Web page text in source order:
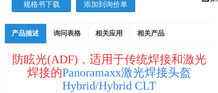
规格书下载 添加到询价单
产品描述 询问表格 相关应用 相关产品
防眩光(ADF)，适用于传统焊接和激光
焊接的Panoramaxx激光焊接头盔
Hybrid/Hybrid CLT